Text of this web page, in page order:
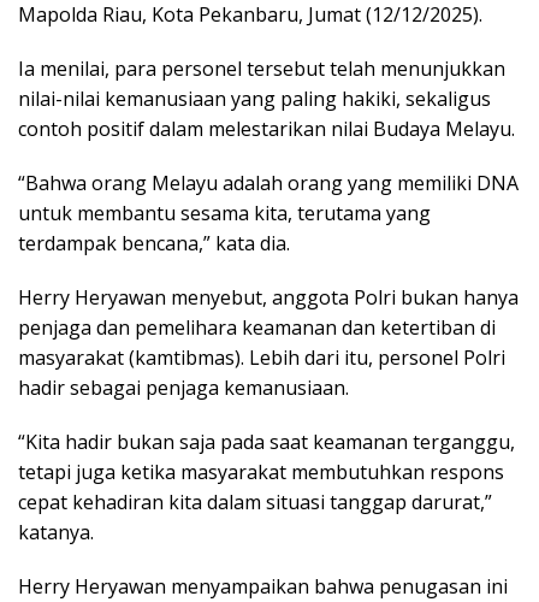
Mapolda Riau, Kota Pekanbaru, Jumat (12/12/2025).
Ia menilai, para personel tersebut telah menunjukkan
nilai-nilai kemanusiaan yang paling hakiki, sekaligus
contoh positif dalam melestarikan nilai Budaya Melayu.
“Bahwa orang Melayu adalah orang yang memiliki DNA
untuk membantu sesama kita, terutama yang
terdampak bencana,” kata dia.
Herry Heryawan menyebut, anggota Polri bukan hanya
penjaga dan pemelihara keamanan dan ketertiban di
masyarakat (kamtibmas). Lebih dari itu, personel Polri
hadir sebagai penjaga kemanusiaan.
“Kita hadir bukan saja pada saat keamanan terganggu,
tetapi juga ketika masyarakat membutuhkan respons
cepat kehadiran kita dalam situasi tanggap darurat,”
katanya.
Herry Heryawan menyampaikan bahwa penugasan ini